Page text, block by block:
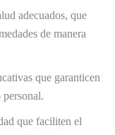
adecuados, que
de manera
que garanticen
que faciliten el